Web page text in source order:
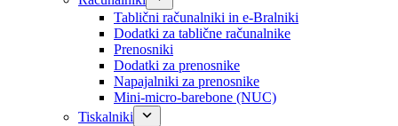
Tablični računalniki in e-Bralniki
Dodatki za tablične računalnike
Prenosniki
Dodatki za prenosnike
Napajalniki za prenosnike
Mini-micro-barebone (NUC)
Tiskalniki